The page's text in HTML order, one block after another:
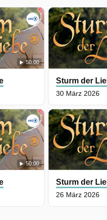
50:00
Sturm der
30 März 2026
50:00
Sturm der
26 März 2026